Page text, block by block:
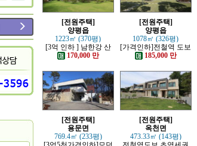
[전원주택]
양평읍
1223㎡ (370평)
[3억 인하 ] 남한강 산
책로 접한 최고급 전원
170,000 만
[전원주택]
양평읍
1078㎡ (326평)
[가격인하]전철역 도보
강조망 되는 고급 전원
185,000 만
[전원주택]
용문면
769.4㎡ (233평)
[전원주택]
옥천면
473.33㎡ (143평)